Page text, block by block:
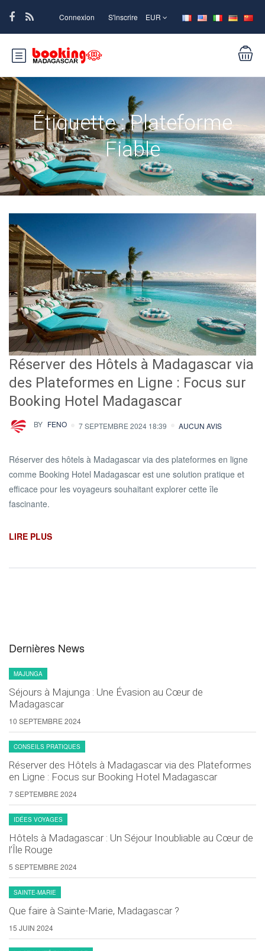
Connexion S'inscrire EUR
Étiquette :Plateforme
Fiable
Réserver des Hôtels à Madagascar via
des Plateformes en Ligne : Focus sur
Booking Hotel Madagascar
BY FENO 7 SEPTEMBRE 2024 18:39 AUCUN AVIS
Réserver des hôtels à Madagascar via des plateformes en ligne
comme Booking Hotel Madagascar est une solution pratique et
efficace pour les voyageurs souhaitant explorer cette île
fascinante.
LIRE PLUS
Dernières News
MAJUNGA
Séjours à Majunga : Une Évasion au Cœur de
Madagascar
10 SEPTEMBRE 2024
CONSEILS PRATIQUES
Réserver des Hôtels à Madagascar via des Plateformes
en Ligne : Focus sur Booking Hotel Madagascar
7 SEPTEMBRE 2024
IDÉES VOYAGES
Hôtels à Madagascar : Un Séjour Inoubliable au Cœur de
l’Île Rouge
5 SEPTEMBRE 2024
SAINTE-MARIE
Que faire à Sainte-Marie, Madagascar ?
15 JUIN 2024